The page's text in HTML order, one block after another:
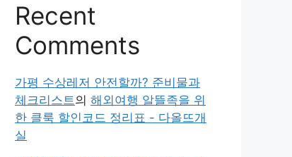
Recent
Comments
가평 수상레저 안전할까? 준비물과
체크리스트의 해외여행 알뜰족을 위
한 클룩 할인코드 정리표 - 다올뜨개
실